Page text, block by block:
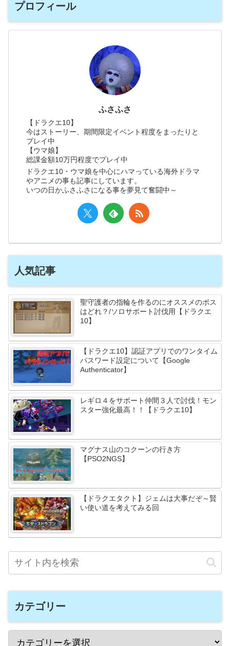
プロフィール
ふさふさ
【ドラクエ10】
今はストーリー、期間限定イベント程度をまったりと
プレイ中
【ウマ娘】
総課金額10万円程度でプレイ中
ドラクエ10・ウマ娘を中心にハマっている海外ドラマ
やアニメの事も記事にしています。
いつの日かふさふさになる事を夢見て奮闘中～
人気記事
聖守護者の指輪を作るのにオススメのボス
はどれ？/ソロサポート討伐用【ドラクエ
10】
【ドラクエ10】認証アプリでのワンタイム
パスワード設定について【Google
Authenticator】
レギロ４をサポート仲間３人で討伐！モン
スター強化最高！！【ドラクエ10】
マグナス山のコクーンの行き方
【PSO2NGS】
【ドラクエタクト】ジェムは大事だぞ～賢
い使い道を考えてみる回
カテゴリー